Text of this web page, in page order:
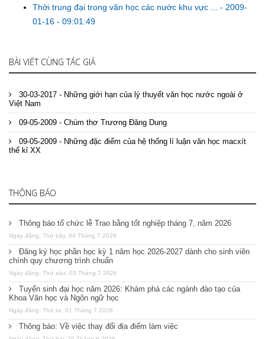
Thời trung đại trong văn học các nước khu vực ... - 2009-
01-16 - 09:01:49
BÀI VIẾT CÙNG TÁC GIẢ
30-03-2017 - Những giới hạn của lý thuyết văn học nước ngoài ở
Việt Nam
09-05-2009 - Chùm thơ Trương Đăng Dung
09-05-2009 - Những đặc điểm của hệ thống lí luận văn học macxít
thế kỉ XX
THÔNG BÁO
Thông báo tổ chức lễ Trao bằng tốt nghiệp tháng 7, năm 2026
Ngày đăng: Thứ bảy, 04 Tháng 7 2026
Đăng ký học phần học kỳ 1 năm học 2026-2027 dành cho sinh viên
chính quy chương trình chuẩn
Ngày đăng: Thứ sáu, 03 Tháng 7 2026
Tuyển sinh đại học năm 2026: Khám phá các ngành đào tạo của
Khoa Văn học và Ngôn ngữ học
Ngày đăng: Thứ tư, 01 Tháng 7 2026
Thông báo: Về việc thay đổi địa điểm làm việc